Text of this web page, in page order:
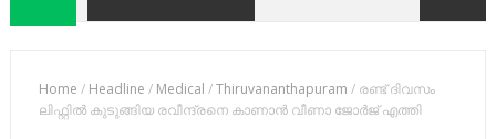
Home / Headline / Medical /Thiruvananthapuram / രണ്ട് ദിവസം
ലിഫ്റ്റില്‍ കുടുങ്ങിയ രവീന്ദ്രനെ കാണാൻ വീണാ ജോർജ് എത്തി